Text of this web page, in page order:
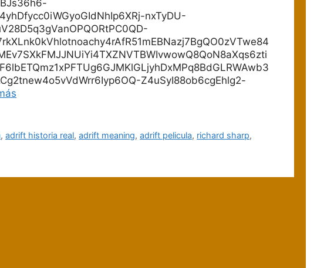
nxTyDU-
Z4uSyI88ob6cgEhlg2-
,adrift historia real,adrift meaning,adrift pelicula, richard sharp,